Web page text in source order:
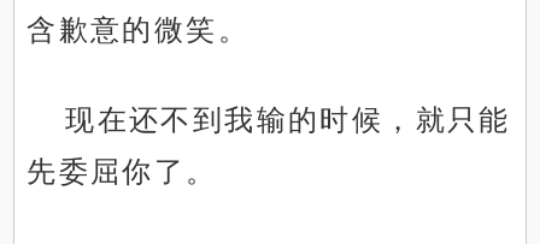
含歉意的微笑。
现在还不到我输的时候，就只能
先委屈你了。